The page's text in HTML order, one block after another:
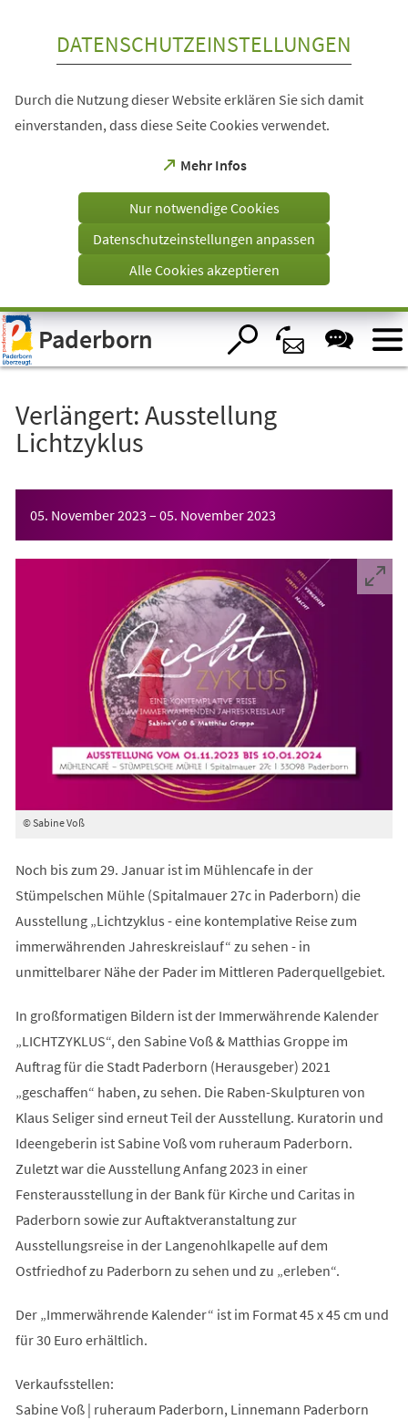
Visuelle
Assistenzsoftware
öffnen.
DATENSCHUTZEINSTELLUNGEN
Durch die Nutzung dieser Website erklären Sie sich damit
einverstanden, dass diese Seite Cookies verwendet.
Mehr Infos
(Öffnet
einem
Tab)
Nur notwendige Cookies
Datenschutzeinstellungen anpassen
Alle Cookies akzeptieren
Paderborn
Verlängert: Ausstellung
Lichtzyklus
05. November 2023 – 05. November 2023
© Sabine Voß
Noch bis zum 29. Januar ist im Mühlencafe in der
Stümpelschen Mühle (Spitalmauer 27c in Paderborn) die
Ausstellung „Lichtzyklus - eine kontemplative Reise zum
immerwährenden Jahreskreislauf“ zu sehen - in
unmittelbarer Nähe der Pader im Mittleren Paderquellgebiet.
In großformatigen Bildern ist der Immerwährende Kalender
„LICHTZYKLUS“, den Sabine Voß & Matthias Groppe im
Auftrag für die Stadt Paderborn (Herausgeber) 2021
„geschaffen“ haben, zu sehen. Die Raben-Skulpturen von
Klaus Seliger sind erneut Teil der Ausstellung. Kuratorin und
Ideengeberin ist Sabine Voß vom ruheraum Paderborn.
Zuletzt war die Ausstellung Anfang 2023 in einer
Fensterausstellung in der Bank für Kirche und Caritas in
Paderborn sowie zur Auftaktveranstaltung zur
Ausstellungsreise in der Langenohlkapelle auf dem
Ostfriedhof zu Paderborn zu sehen und zu „erleben“.
Der „Immerwährende Kalender“ ist im Format 45 x 45 cm und
für 30 Euro erhältlich.
Verkaufsstellen:
Sabine Voß | ruheraum Paderborn, Linnemann Paderborn